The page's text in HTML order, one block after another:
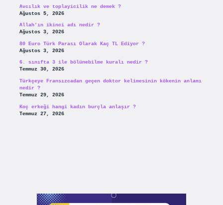
Avcılık ve toplayicilik ne demek ?
Ağustos 5, 2026
Allah’ın ikinci adı nedir ?
Ağustos 3, 2026
80 Euro Türk Parası Olarak Kaç TL Ediyor ?
Ağustos 3, 2026
6. sınıfta 3 ile bölünebilme kuralı nedir ?
Temmuz 30, 2026
Türkçeye Fransızcadan geçen doktor kelimesinin kökenin anlamı
nedir ?
Temmuz 29, 2026
Koç erkeği hangi kadın burçla anlaşır ?
Temmuz 27, 2026